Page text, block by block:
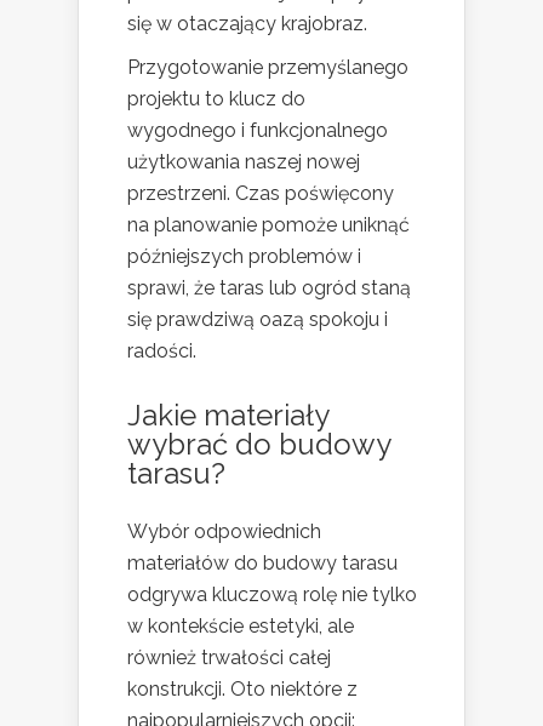
się w otaczający krajobraz.
Przygotowanie przemyślanego
projektu to klucz do
wygodnego i funkcjonalnego
użytkowania naszej nowej
przestrzeni. Czas poświęcony
na planowanie pomoże uniknąć
późniejszych problemów i
sprawi, że taras lub ogród staną
się prawdziwą oazą spokoju i
radości.
Jakie materiały
wybrać do budowy
tarasu?
Wybór odpowiednich
materiałów do budowy tarasu
odgrywa kluczową rolę nie tylko
w kontekście estetyki, ale
również trwałości całej
konstrukcji. Oto niektóre z
najpopularniejszych opcji: